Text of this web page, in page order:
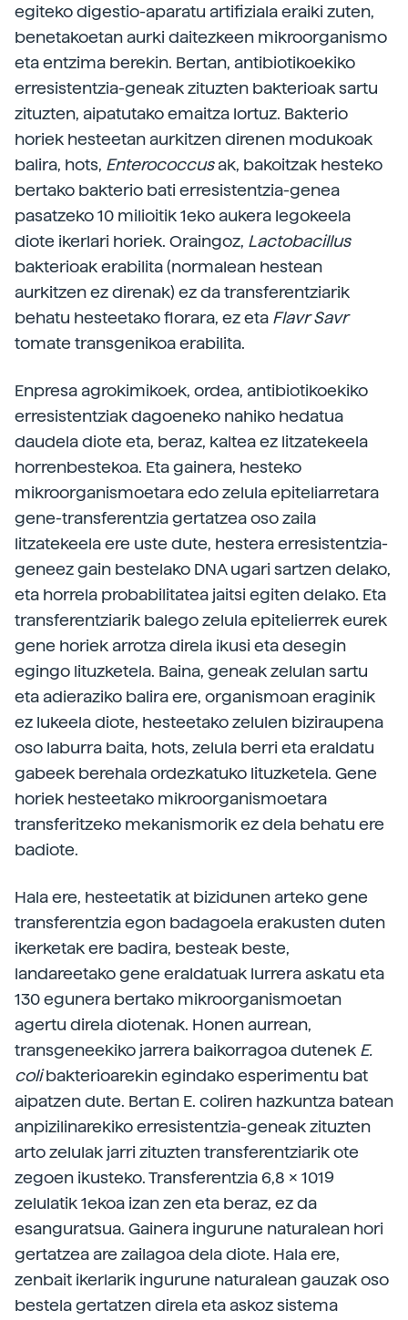
egiteko digestio-aparatu artifiziala eraiki zuten,
benetakoetan aurki daitezkeen mikroorganismo
eta entzima berekin. Bertan, antibiotikoekiko
erresistentzia-geneak zituzten bakterioak sartu
zituzten, aipatutako emaitza lortuz. Bakterio
horiek hesteetan aurkitzen direnen modukoak
balira, hots, Enterococcusak, bakoitzak hesteko
bertako bakterio bati erresistentzia-genea
pasatzeko 10 milioitik 1eko aukera legokeela
diote ikerlari horiek. Oraingoz, Lactobacillus
bakterioak erabilita (normalean hestean
aurkitzen ez direnak) ez da transferentziarik
behatu hesteetako florara, ez eta Flavr Savr
tomate transgenikoa erabilita.
Enpresa agrokimikoek, ordea, antibiotikoekiko
erresistentziak dagoeneko nahiko hedatua
daudela diote eta, beraz, kaltea ez litzatekeela
horrenbestekoa. Eta gainera, hesteko
mikroorganismoetara edo zelula epiteliarretara
gene-transferentzia gertatzea oso zaila
litzatekeela ere uste dute, hestera erresistentzia-
geneez gain bestelako DNA ugari sartzen delako,
eta horrela probabilitatea jaitsi egiten delako. Eta
transferentziarik balego zelula epitelierrek eurek
gene horiek arrotza direla ikusi eta desegin
egingo lituzketela. Baina, geneak zelulan sartu
eta adieraziko balira ere, organismoan eraginik
ez lukeela diote, hesteetako zelulen biziraupena
oso laburra baita, hots, zelula berri eta eraldatu
gabeek berehala ordezkatuko lituzketela. Gene
horiek hesteetako mikroorganismoetara
transferitzeko mekanismorik ez dela behatu ere
badiote.
Hala ere, hesteetatik at bizidunen arteko gene
transferentzia egon badagoela erakusten duten
ikerketak ere badira, besteak beste,
landareetako gene eraldatuak lurrera askatu eta
130 egunera bertako mikroorganismoetan
agertu direla diotenak. Honen aurrean,
transgeneekiko jarrera baikorragoa dutenek E.
colibakterioarekin egindako esperimentu bat
aipatzen dute. Bertan E. coliren hazkuntza batean
anpizilinarekiko erresistentzia-geneak zituzten
arto zelulak jarri zituzten transferentziarik ote
zegoen ikusteko. Transferentzia 6,8 x 1019
zelulatik 1ekoa izan zen eta beraz, ez da
esanguratsua. Gainera ingurune naturalean hori
gertatzea are zailagoa dela diote. Hala ere,
zenbait ikerlarik ingurune naturalean gauzak oso
bestela gertatzen direla eta askoz sistema